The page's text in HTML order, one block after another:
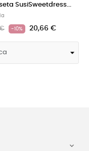
Camiseta
Fantasía
22,95 € -10% 20,66 €
